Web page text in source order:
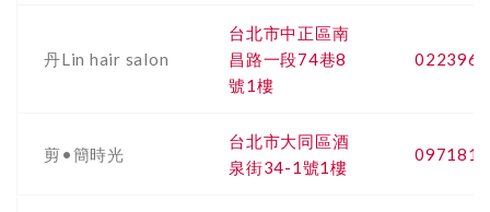
丹Lin hair salon
台北市中正區南
昌路一段74巷8
號1樓
剪•簡時光
台北市大同區酒
泉街34-1號1樓